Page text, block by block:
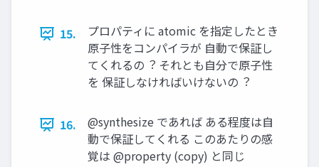
15.
プロパティに atomic を指定したとき
原⼦性をコンパイラが ⾃動で保証し
てくれるの︖ それとも⾃分で原⼦性
を 保証しなければいけないの︖
16.
@synthesize であれば ある程度は⾃
動で保証してくれる このあたりの感
覚は @property (copy) と同じ